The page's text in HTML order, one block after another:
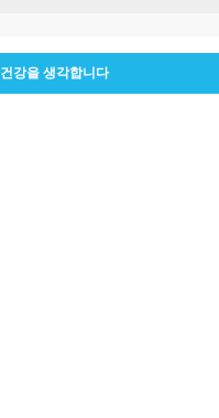
강을 생각합니다